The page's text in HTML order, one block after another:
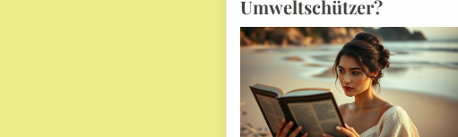
Umweltschützer?